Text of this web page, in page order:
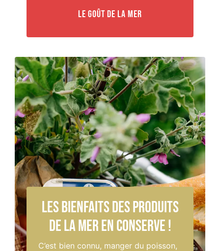
Le goût de la mer
Les bienfaits des produits
de la mer en conserve !
C’est bien connu, manger du poisson,